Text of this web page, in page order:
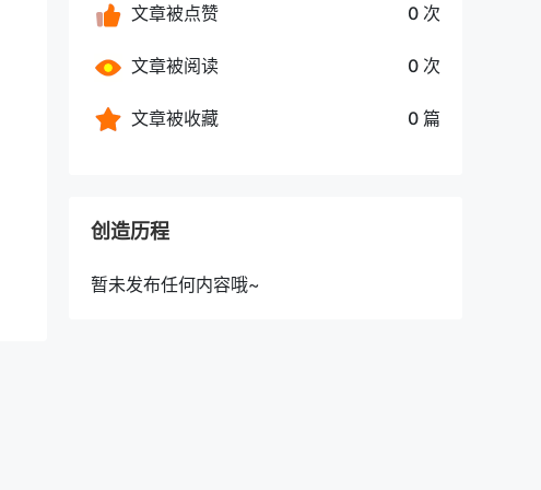
文章被点赞 0 次
文章被阅读 0 次
文章被收藏 0 篇
创造历程
暂未发布任何内容哦~